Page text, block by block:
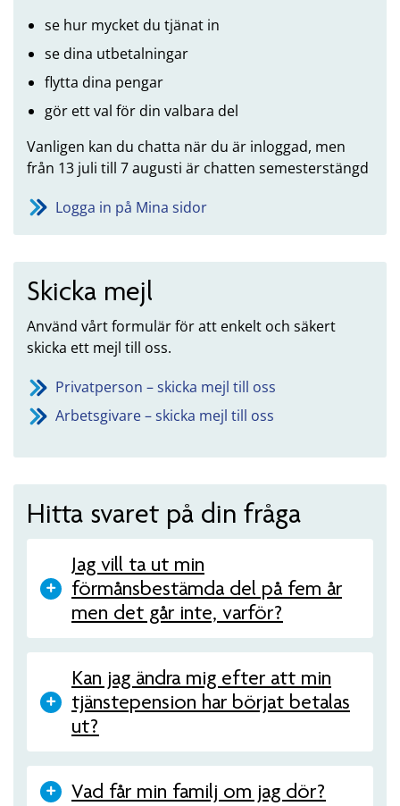
se hur mycket du tjänat in
se dina utbetalningar
flytta dina pengar
gör ett val för din valbara del
Vanligen kan du chatta när du är inloggad, men
från 13 juli till 7 augusti är chatten semesterstängd
Logga in på Mina sidor
Skicka mejl
Använd vårt formulär för att enkelt och säkert
skicka ett mejl till oss.
Privatperson – skicka mejl till oss
Arbetsgivare – skicka mejl till oss
Hitta svaret på din fråga
Jag vill ta ut min
förmånsbestämda del på fem år
men det går inte, varför?
Kan jag ändra mig efter att min
tjänstepension har börjat betalas
ut?
Vad får min familj om jag dör?